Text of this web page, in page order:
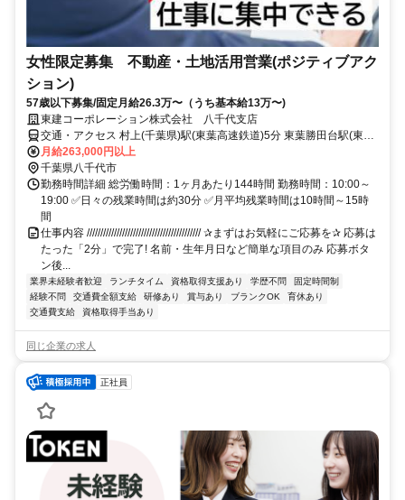
女性限定募集 不動産・土地活用営業(ポジティブアク
ション)
57歳以下募集/固定月給26.3万〜（うち基本給13万〜)
東建コーポレーション株式会社 八千代支店
交通・アクセス 村上(千葉県)駅(東葉高速鉄道)5分 東葉勝田台駅(東葉
高速鉄道)12分
月給263,000円以上
千葉県八千代市
勤務時間詳細 総労働時間：1ヶ月あたり144時間 勤務時間：10:00～
19:00 ✅日々の残業時間は約30分 ✅月平均残業時間は10時間～15時
間
仕事内容 ////////////////////////////////////////// ✰まずはお気軽にご応募を✰ 応募は
たった「2分」で完了! 名前・生年月日など簡単な項目のみ 応募ボタ
ン後...
業界未経験者歓迎 ランチタイム 資格取得支援あり 学歴不問
固定時間制
経験不問
交通費全額支給 研修あり 賞与あり ブランクOK
育休あり
交通費支給
資格取得手当あり
同じ企業の求人
正社員